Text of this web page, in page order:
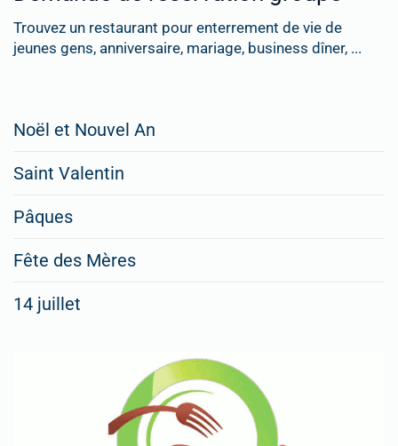
Trouvez un restaurant pour enterrement de vie de
jeunes gens, anniversaire, mariage, business dîner, ...
rubriques
Spéciales
Fêtes
Noël et Nouvel An
Saint Valentin
Pâques
Fête des Mères
14 juillet